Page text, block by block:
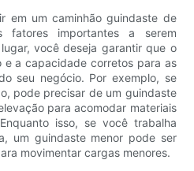
em um caminhão guindaste de
fatores importantes a serem
você deseja garantir que o
e a capacidade corretos para as
seu negócio. Por exemplo, se
pode precisar de um guindaste
para acomodar materiais
isso, se você trabalha
um guindaste menor pode ser
movimentar cargas menores.